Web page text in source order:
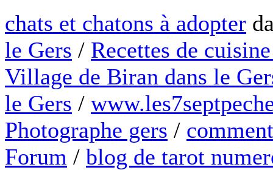
chats et chatons à adopter
le Gers / Recettes de
Village de Biran dans le
le Gers /
Photographe gers /
Forum / blog de tarot